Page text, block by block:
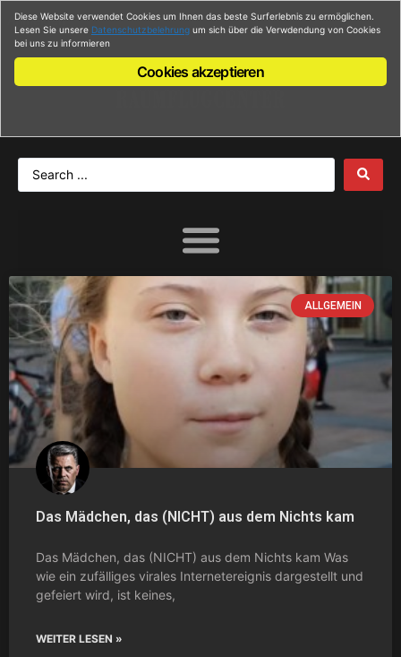
Anmelden
ALLGEMEIN
Das Mädchen, das (NICHT) aus dem Nichts kam
Das Mädchen, das (NICHT) aus dem Nichts kam Was
wie ein zufälliges virales Internetereignis dargestellt und
gefeiert wird, ist keines,
WEITER LESEN »
Diese Website verwendet Cookies um Ihnen das beste Surferlebnis zu ermöglichen.
Lesen Sie unsere Datenschutzbelehrung um sich über die Verwdendung von Cookies
bei uns zu informieren
Cookies akzeptieren